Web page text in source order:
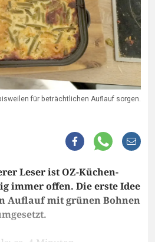
für beträchtlichen Auflauf sorgen.
Leser ist OZ-Küchen-
immer offen. Die erste Idee
Auflauf mit grünen Bohnen